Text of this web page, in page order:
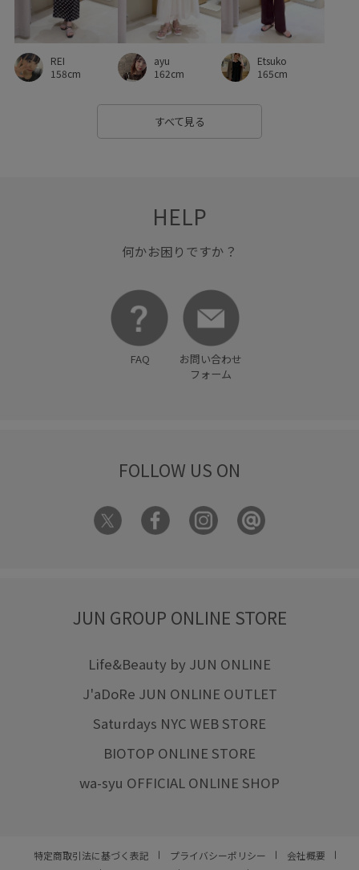
フレアなシルエット フレアシルエット ベーシック
ペプラム ボートネック ポインテッドトゥ
ポケット付き ポリエステル ポリエステル100%
ワイドパンツ ワンピース
低反発 別注 別注アイテム
秋冬 程よいゆとり
美シルエット 美脚
落ち着いた印象 薄手 透け感
REI
158cm
ayu
162cm
Etsuko
165cm
すべて見る
HELP
何かお困りですか？
FAQ
お問い合わせ
フォーム
FOLLOW US ON
JUN GROUP ONLINE STORE
Life&Beauty by JUN ONLINE
J'aDoRe JUN ONLINE OUTLET
Saturdays NYC WEB STORE
BIOTOP ONLINE STORE
wa-syu OFFICIAL ONLINE SHOP
特定商取引法に基づく表記 プライバシーポリシー
会社概要